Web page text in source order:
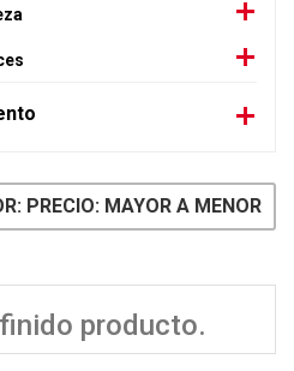
PRECIO: MAYOR A MENOR
producto.